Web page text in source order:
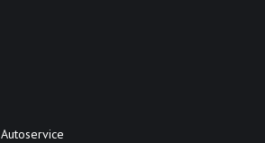
Autoservice